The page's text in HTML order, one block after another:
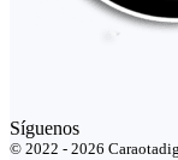
Síguenos
© 2022 - 2026